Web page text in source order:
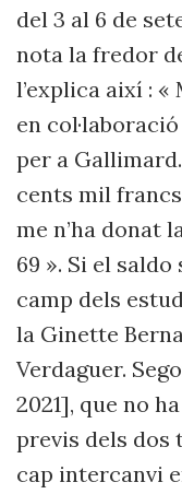
del 3 al 6 de
nota la fredor
l’explica així :
en
per a
cents mil
me n’ha donat
69 ». Si el saldo
camp dels
la Ginette
Verdaguer.
2021], que no
previs dels dos
cap intercanvi